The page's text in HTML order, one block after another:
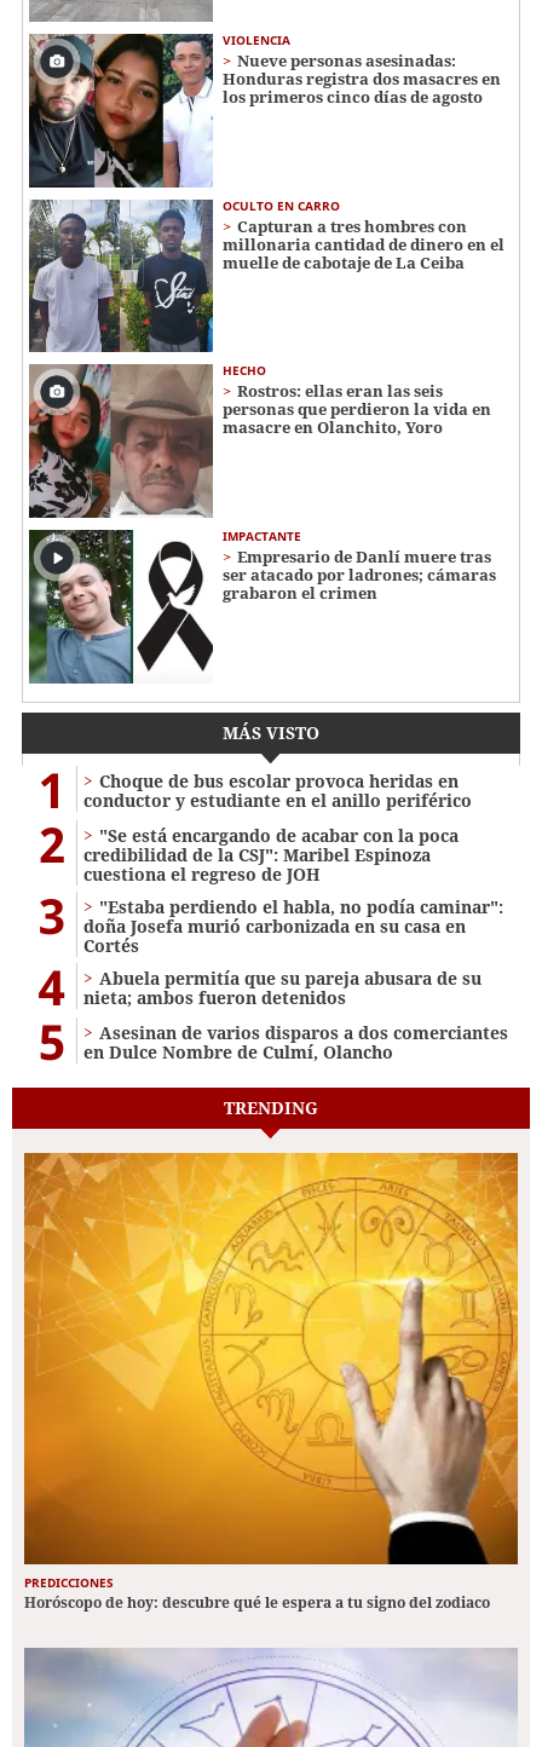
VIOLENCIA
Nueve personas asesinadas:
Honduras registra dos masacres en
los primeros cinco días de agosto
OCULTO EN CARRO
Capturan a tres hombres con
millonaria cantidad de dinero en el
muelle de cabotaje de La Ceiba
HECHO
Rostros: ellas eran las seis
personas que perdieron la vida en
masacre en Olanchito, Yoro
IMPACTANTE
Empresario de Danlí muere tras
ser atacado por ladrones; cámaras
grabaron el crimen
MÁS VISTO
1
Choque de bus escolar provoca heridas en
conductor y estudiante en el anillo periférico
2
"Se está encargando de acabar con la poca
credibilidad de la CSJ": Maribel Espinoza
cuestiona el regreso de JOH
3
"Estaba perdiendo el habla, no podía caminar":
doña Josefa murió carbonizada en su casa en
Cortés
4
Abuela permitía que su pareja abusara de su
nieta; ambos fueron detenidos
5
Asesinan de varios disparos a dos comerciantes
en Dulce Nombre de Culmí, Olancho
TRENDING
PREDICCIONES
Horóscopo de hoy: descubre qué le espera a tu signo del zodiaco